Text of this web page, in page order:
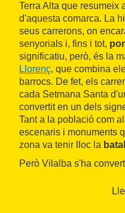
Terra Alta que resumeix
d'aquesta comarca. La
seus carrerons, on
senyorials i, fins i tot,
significatiu, però, és la
Llorenç, que combina
barrocs. De fet, els
cada Setmana Santa
convertit en un dels
Tant a la població com
escenaris i monuments
zona va tenir lloc la
Però Vilalba s'ha
guiades i maridatges